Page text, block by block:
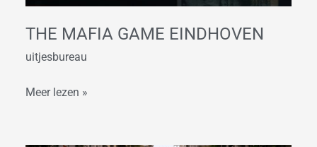
THE MAFIA GAME EINDHOVEN
uitjesbureau
Meer lezen »